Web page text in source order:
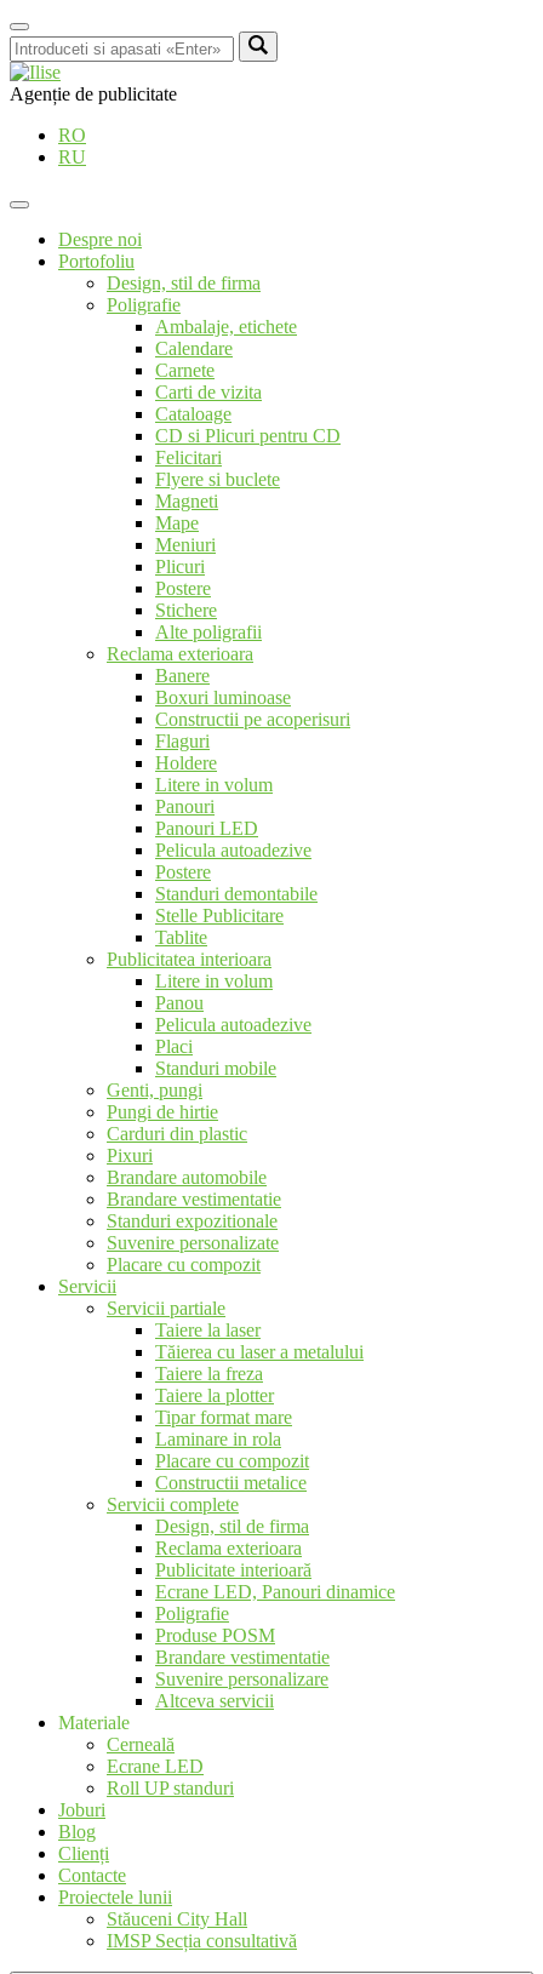
Agenție de publicitate
RO
RU
Despre noi
Portofoliu
Design, stil de firma
Poligrafie
Ambalaje, etichete
Calendare
Carnete
Carti de vizita
Cataloage
CD si Plicuri pentru CD
Felicitari
Flyere si buclete
Magneti
Mape
Meniuri
Plicuri
Postere
Stichere
Alte poligrafii
Reclama exterioara
Banere
Boxuri luminoase
Constructii pe acoperisuri
Flaguri
Holdere
Litere in volum
Panouri
Panouri LED
Pelicula autoadezive
Postere
Standuri demontabile
Stelle Publicitare
Tablite
Publicitatea interioara
Litere in volum
Panou
Pelicula autoadezive
Placi
Standuri mobile
Genti, pungi
Pungi de hirtie
Carduri din plastic
Pixuri
Brandare automobile
Brandare vestimentatie
Standuri expozitionale
Suvenire personalizate
Placare cu compozit
Servicii
Servicii partiale
Taiere la laser
Tăierea cu laser a metalului
Taiere la freza
Taiere la plotter
Tipar format mare
Laminare in rola
Placare cu compozit
Constructii metalice
Servicii complete
Design, stil de firma
Reclama exterioara
Publicitate interioară
Ecrane LED, Panouri dinamice
Poligrafie
Produse POSM
Brandare vestimentatie
Suvenire personalizare
Altceva servicii
Materiale
Cerneală
Ecrane LED
Roll UP standuri
Joburi
Blog
Clienți
Contacte
Proiectele lunii
Stăuceni City Hall
IMSP Secția consultativă